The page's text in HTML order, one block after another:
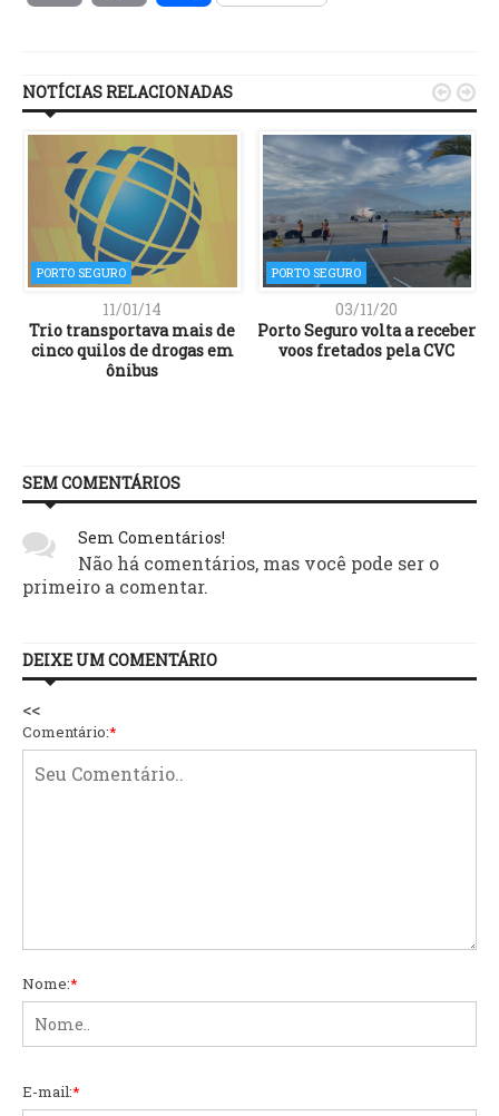
NOTÍCIAS RELACIONADAS
PORTO SEGURO
11/01/14
Trio transportava mais de
cinco quilos de drogas em
ônibus
PORTO SEGURO
03/11/20
Porto Seguro volta a receber
voos fretados pela CVC
 
SEM COMENTÁRIOS
Sem Comentários!
Não há comentários, mas você pode ser o
primeiro a comentar.
DEIXE UM COMENTÁRIO
<<
Comentário:*
Nome:*
E-mail:*